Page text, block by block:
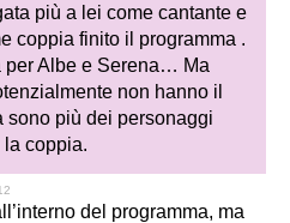
più a lei come cantante e
coppia finito il programma .
per Albe e Serena… Ma
non hanno il
sono più dei personaggi
coppia.
del programma, ma